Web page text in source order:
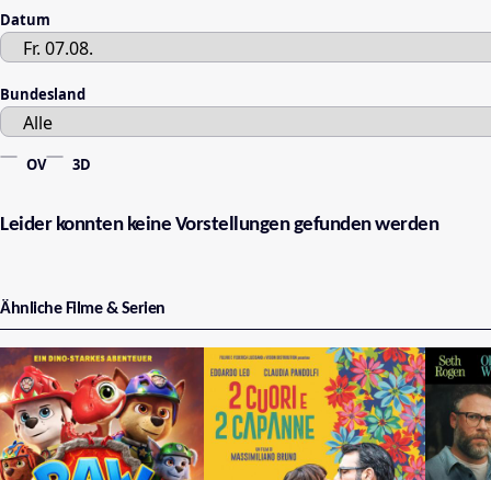
Datum
Bundesland
OV 3D
Leider konnten keine Vorstellungen gefunden werden
Ähnliche Filme & Serien